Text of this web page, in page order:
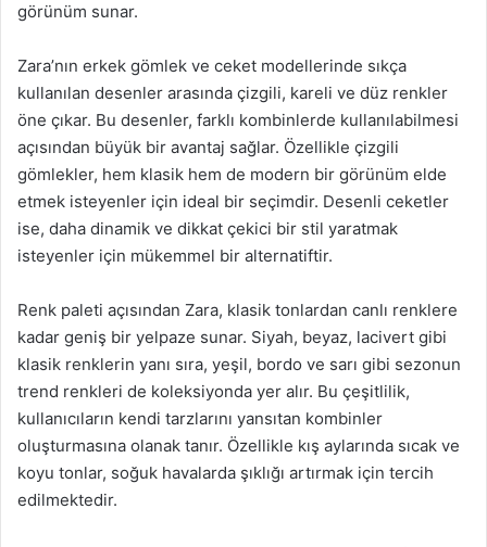
görünüm sunar.
Zara’nın erkek gömlek ve ceket modellerinde sıkça
kullanılan desenler arasında çizgili, kareli ve düz renkler
öne çıkar. Bu desenler, farklı kombinlerde kullanılabilmesi
açısından büyük bir avantaj sağlar. Özellikle çizgili
gömlekler, hem klasik hem de modern bir görünüm elde
etmek isteyenler için ideal bir seçimdir. Desenli ceketler
ise, daha dinamik ve dikkat çekici bir stil yaratmak
isteyenler için mükemmel bir alternatiftir.
Renk paleti açısından Zara, klasik tonlardan canlı renklere
kadar geniş bir yelpaze sunar. Siyah, beyaz, lacivert gibi
klasik renklerin yanı sıra, yeşil, bordo ve sarı gibi sezonun
trend renkleri de koleksiyonda yer alır. Bu çeşitlilik,
kullanıcıların kendi tarzlarını yansıtan kombinler
oluşturmasına olanak tanır. Özellikle kış aylarında sıcak ve
koyu tonlar, soğuk havalarda şıklığı artırmak için tercih
edilmektedir.